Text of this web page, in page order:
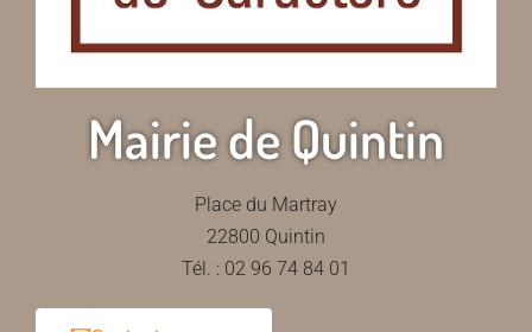
Mairie de Quintin
Place du Martray
22800 Quintin
Tél. : 02 96 74 84 01